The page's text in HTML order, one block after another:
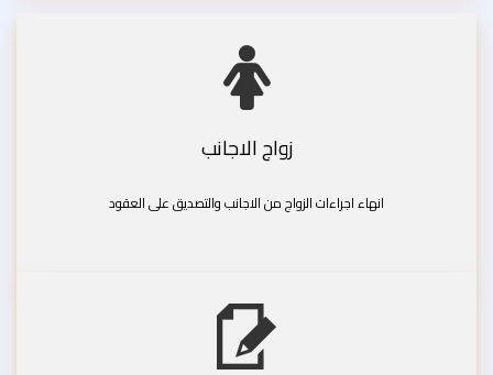
زواج الاجانب
انهاء اجراءات الزواج من الاجانب والتصديق على العقود